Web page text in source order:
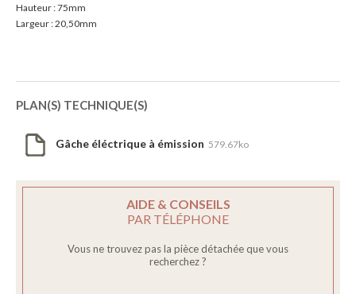
Hauteur : 75mm
Largeur : 20,50mm
PLAN(S) TECHNIQUE(S)
Gâche éléctrique à émission 579.67ko
AIDE & CONSEILS
PAR TÉLÉPHONE
Vous ne trouvez pas la pièce détachée que vous
recherchez ?